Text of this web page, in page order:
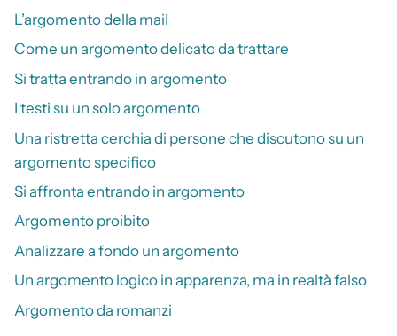
L’argomento della mail
Come un argomento delicato da trattare
Si tratta entrando in argomento
I testi su un solo argomento
Una ristretta cerchia di persone che discutono su un
argomento specifico
Si affronta entrando in argomento
Argomento proibito
Analizzare a fondo un argomento
Un argomento logico in apparenza, ma in realtà falso
Argomento da romanzi